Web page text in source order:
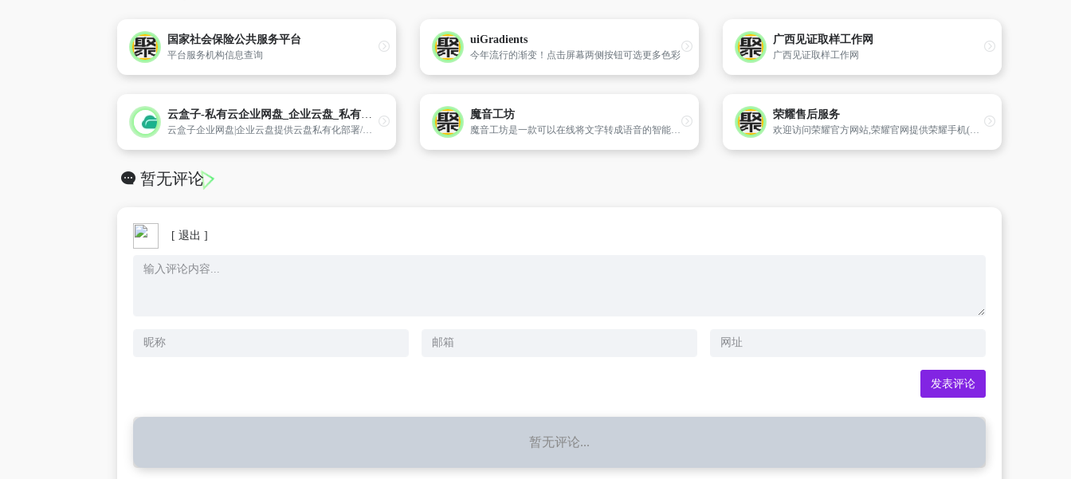
国家社会保险公共服务平台
平台服务机构信息查询
uiGradients
今年流行的渐变！点击屏幕两侧按钮可选更多色彩
广西见证取样工作网
广西见证取样工作网
云盒子-私有云企业网盘_企业云盘_私有云存储_文档云_内网IM
云盒子企业网盘|企业云盘提供云盘私有化部署/在线预览/多人编辑/13级权限/版本/日志/文件审批/防复制防截屏/内外网交换/内网IM等安全企业云盘服务.16年专注政企文档云共享协作!
魔音工坊
魔音工坊是一款可以在线将文字转成语音的智能配音产品。提供不同性别、不同口音的真人声音，在你输入文字后直接配音。你可快速对短视频等需要配音的内容进行配音。是一款功能强大AI语音合成神器。
荣耀售后服务
欢迎访问荣耀官方网站,荣耀官网提供荣耀手机(荣耀magic系列、荣耀magicv、荣耀magicvs、荣耀系列、荣耀x系列等)，以及最新荣耀笔记本、平板电脑、穿戴、音频等产品及相关参数详细介绍。
暂无评论
[ 退出 ]
暂无评论...